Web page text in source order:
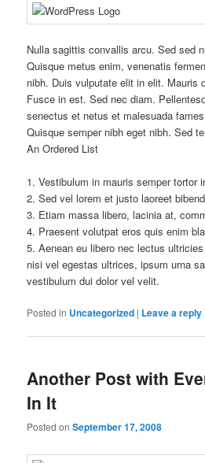
Nulla sagittis convallis arcu. Sed sed
Quisque metus enim, venenatis
nibh. Duis vulputate elit in elit. Mauris
Fusce in est. Sed nec diam.
senectus et netus et malesuada
Quisque semper nibh eget nibh. Sed
An Ordered List
1. Vestibulum in mauris semper tortor
2. Sed vel lorem et justo laoreet
3. Etiam massa libero, lacinia at,
4. Praesent volutpat eros quis enim
5. Aenean eu libero nec lectus
nisi vel egestas ultrices, ipsum urna
vestibulum dui dolor vel velit.
Posted in Uncategorized | Leave a reply
Another Post with
In It
Posted onSeptember 17, 2008